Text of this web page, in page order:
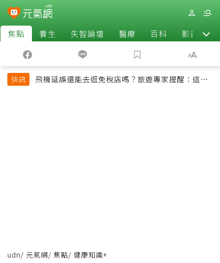
焦點 養生 失智論壇 醫療 百科 影音
快訊
飛機延誤還能去逛免稅店嗎？旅遊專家提醒：這個
udn/ 元氣網/ 焦點/ 健康知識+